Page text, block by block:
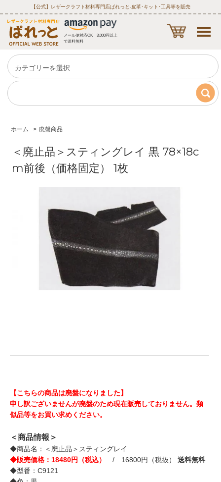
【公式】レザークラフト材料専門店ぱれっと‐皮革･キット･工具等を販売
メール便対応OK 3,000円以上
で送料無料
ホーム > 廃盤商品
＜廃止品＞スティングレイ 黒 78×18c
m前後（価格固定） 1枚
【こちらの商品は廃盤になりました】
申し訳ございませんが廃盤のため現在販売しておりません。類
似品等をお買い求めください。
＜商品情報＞
◆商品名：＜廃止品＞スティングレイ
◆販売価格：18480円（税込）
/ 16800円（税抜） 送料無料
◆型番：C9121